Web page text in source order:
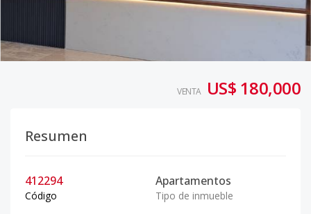
VENTA US$ 180,000
Resumen
412294
Código
Apartamentos
Tipo de inmueble